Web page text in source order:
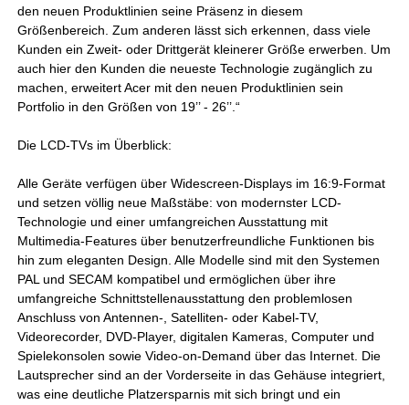
den neuen Produktlinien seine Präsenz in diesem
Größenbereich. Zum anderen lässt sich erkennen, dass viele
Kunden ein Zweit- oder Drittgerät kleinerer Größe erwerben. Um
auch hier den Kunden die neueste Technologie zugänglich zu
machen, erweitert Acer mit den neuen Produktlinien sein
Portfolio in den Größen von 19’’ - 26’’.“
Die LCD-TVs im Überblick:
Alle Geräte verfügen über Widescreen-Displays im 16:9-Format
und setzen völlig neue Maßstäbe: von modernster LCD-
Technologie und einer umfangreichen Ausstattung mit
Multimedia-Features über benutzerfreundliche Funktionen bis
hin zum eleganten Design. Alle Modelle sind mit den Systemen
PAL und SECAM kompatibel und ermöglichen über ihre
umfangreiche Schnittstellenausstattung den problemlosen
Anschluss von Antennen-, Satelliten- oder Kabel-TV,
Videorecorder, DVD-Player, digitalen Kameras, Computer und
Spielekonsolen sowie Video-on-Demand über das Internet. Die
Lautsprecher sind an der Vorderseite in das Gehäuse integriert,
was eine deutliche Platzersparnis mit sich bringt und ein